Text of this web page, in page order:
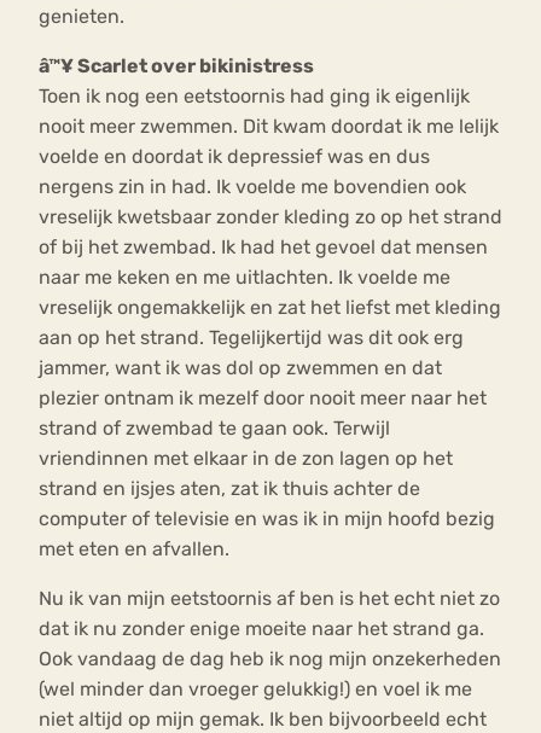
genieten.
â™¥ Scarlet over bikinistress
Toen ik nog een eetstoornis had ging ik eigenlijk
nooit meer zwemmen. Dit kwam doordat ik me lelijk
voelde en doordat ik depressief was en dus
nergens zin in had. Ik voelde me bovendien ook
vreselijk kwetsbaar zonder kleding zo op het strand
of bij het zwembad. Ik had het gevoel dat mensen
naar me keken en me uitlachten. Ik voelde me
vreselijk ongemakkelijk en zat het liefst met kleding
aan op het strand. Tegelijkertijd was dit ook erg
jammer, want ik was dol op zwemmen en dat
plezier ontnam ik mezelf door nooit meer naar het
strand of zwembad te gaan ook. Terwijl
vriendinnen met elkaar in de zon lagen op het
strand en ijsjes aten, zat ik thuis achter de
computer of televisie en was ik in mijn hoofd bezig
met eten en afvallen.
Nu ik van mijn eetstoornis af ben is het echt niet zo
dat ik nu zonder enige moeite naar het strand ga.
Ook vandaag de dag heb ik nog mijn onzekerheden
(wel minder dan vroeger gelukkig!) en voel ik me
niet altijd op mijn gemak. Ik ben bijvoorbeeld echt